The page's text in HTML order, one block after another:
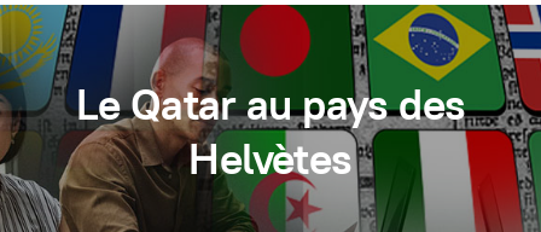
Le Qatar au pays des
Helvètes